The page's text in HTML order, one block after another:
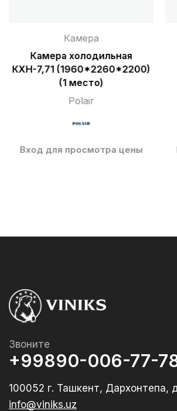
Камера
Камера холодильная
КХН-7,71 (1960*2260*2200)
(1 место)
Polair
Вход для просмотра цены
Звоните
+99890-006-77-
100052 г. Ташкент,
info@viniks.uz